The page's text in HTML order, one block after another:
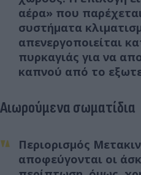
αέρα» που
συστήματα
απενεργοποιείται
πυρκαγιάς για να
καπνού από το
Αιωρούμενα σωματίδια
Περιορισμός
αποφεύγονται οι